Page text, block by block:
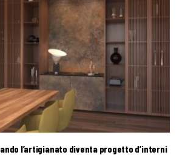
l’artigianato diventa progetto d’interni